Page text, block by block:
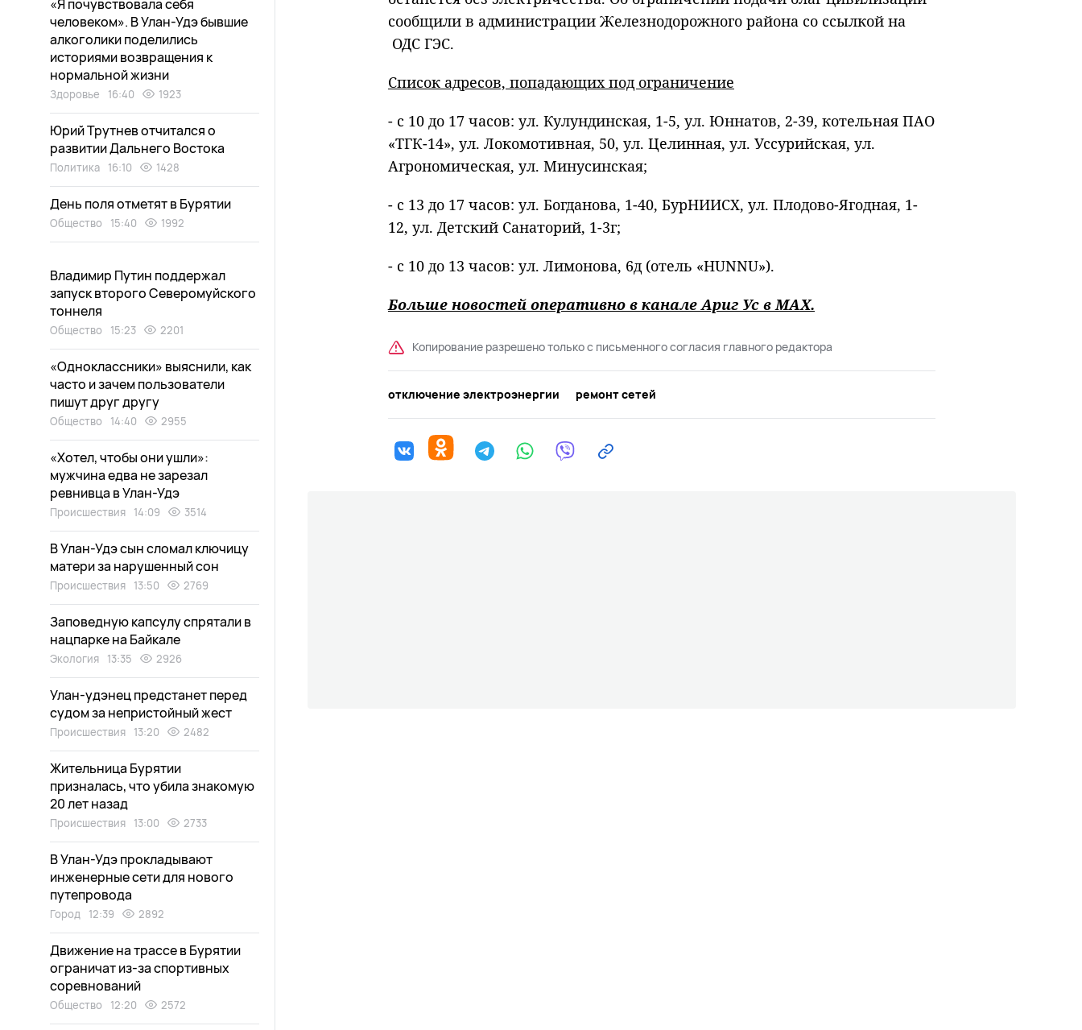
сообщили в администрации Железнодорожного района со ссылкой на
ОДС ГЭС.
Список адресов, попадающих под ограничение
- с 10 до 17 часов: ул. Кулундинская, 1-5, ул. Юннатов, 2-39, котельная ПАО
«ТГК-14», ул. Локомотивная, 50, ул. Целинная, ул. Уссурийская, ул.
Агрономическая, ул. Минусинская;
- с 13 до 17 часов: ул. Богданова, 1-40, БурНИИСХ, ул. Плодово-Ягодная, 1-
12, ул. Детский Санаторий, 1-3г;
- с 10 до 13 часов: ул. Лимонова, 6д (отель «HUNNU»).
Больше новостей оперативно в канале Ариг Ус вMAХ.
Копирование разрешено только с письменного согласия главного редактора
отключение электроэнергии ремонт сетей
«Я почувствовала себя
человеком». В Улан-Удэ бывшие
алкоголики поделились
историями возвращения к
нормальной жизни
Здоровье 16:40 1923
Юрий Трутнев отчитался о
развитии Дальнего Востока
Политика 16:10 1428
День поля отметят в Бурятии
Общество 15:40 1992
Владимир Путин поддержал
запуск второго Северомуйского
тоннеля
Общество 15:23 2201
«Одноклассники» выяснили, как
часто и зачем пользователи
пишут друг другу
Общество 14:40 2955
«Хотел, чтобы они ушли»:
мужчина едва не зарезал
ревнивца в Улан-Удэ
Происшествия 14:09 3514
В Улан-Удэ сын сломал ключицу
матери за нарушенный сон
Происшествия 13:50 2769
Заповедную капсулу спрятали в
нацпарке на Байкале
Экология 13:35 2926
Улан-удэнец предстанет перед
судом за непристойный жест
Происшествия 13:20 2482
Жительница Бурятии
призналась, что убила знакомую
20 лет назад
Происшествия 13:00 2733
В Улан-Удэ прокладывают
инженерные сети для нового
путепровода
Город 12:39 2892
Движение на трассе в Бурятии
ограничат из-за спортивных
соревнований
Общество 12:20 2572